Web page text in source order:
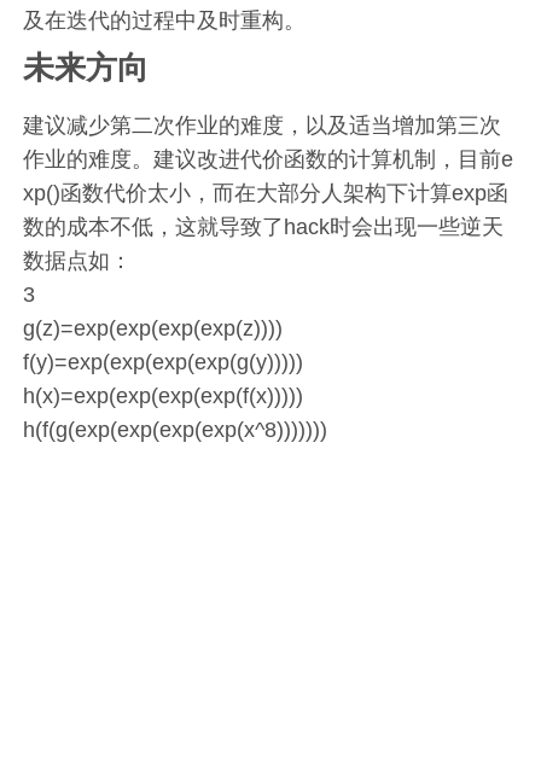
及在迭代的过程中及时重构。
未来方向
建议减少第二次作业的难度，以及适当增加第三次
作业的难度。建议改进代价函数的计算机制，目前e
xp()函数代价太小，而在大部分人架构下计算exp函
数的成本不低，这就导致了hack时会出现一些逆天
数据点如：
3
g(z)=exp(exp(exp(exp(z))))
f(y)=exp(exp(exp(exp(g(y)))))
h(x)=exp(exp(exp(exp(f(x)))))
h(f(g(exp(exp(exp(exp(x^8)))))))